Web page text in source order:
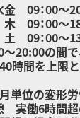
金 09：00～
：00～18
：00～13
20:00の間で
40時間を上限
単位の変形
実働6時間超